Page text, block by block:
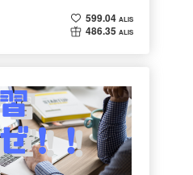
599.04 ALIS
486.35 ALIS